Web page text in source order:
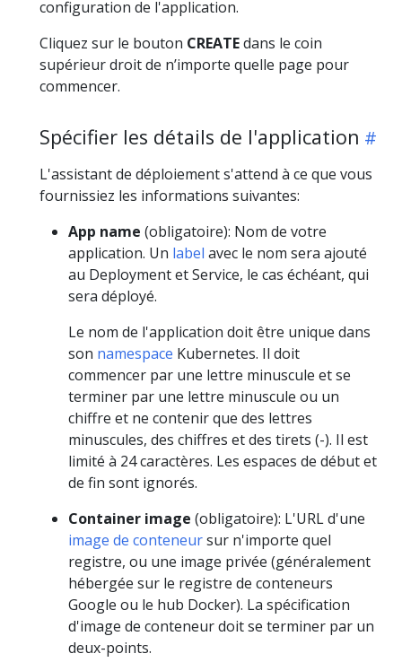
configuration de l'application.
Cliquez sur le bouton CREATEdans le coin
supérieur droit de n’importe quelle page pour
commencer.
Spécifier les détails de l'application
L'assistant de déploiement s'attend à ce que vous
fournissiez les informations suivantes:
App name (obligatoire): Nom de votre
application. Un label avec le nom sera ajouté
au Deployment et Service, le cas échéant, qui
sera déployé.
Le nom de l'application doit être unique dans
son namespace Kubernetes. Il doit
commencer par une lettre minuscule et se
terminer par une lettre minuscule ou un
chiffre et ne contenir que des lettres
minuscules, des chiffres et des tirets (-). Il est
limité à 24 caractères. Les espaces de début et
de fin sont ignorés.
Container image (obligatoire): L'URL d'une
image de conteneursur n'importe quel
registre, ou une image privée (généralement
hébergée sur le registre de conteneurs
Google ou le hub Docker). La spécification
d'image de conteneur doit se terminer par un
deux-points.